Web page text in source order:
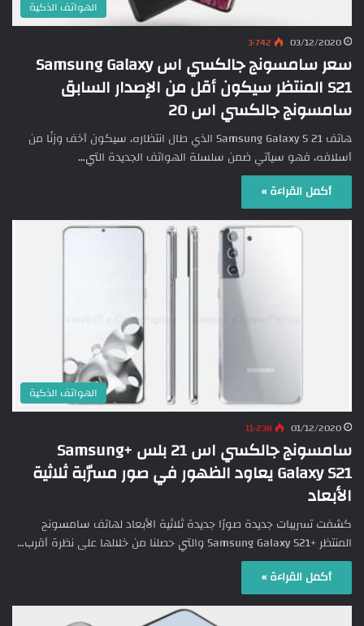
الهواتف الذكية
03/12/2020 3٬742
سعر سامسونج جالكسي اس Samsung Galaxy
S21 المنتظر سيكون أقل من الإصدار السابق
سامسونج جالكسي اس 20
هاتف Samsung Galaxy S 21 الذي طال انتظاره، سيكون أخف وزنًا من
أسلافه، فهو سيأتي ضمن سلسلة الهواتف الجديدة التي…
أكمل القراءة »
الهواتف الذكية
01/12/2020 11٬238
سامسونج جالكسي اس 21 بلس +Samsung
Galaxy S21 يعاود الظهور في صور مسرّبة ثلاثية
الأبعاد
كشفت تسريبات جديدة صورًا جديدة ثلاثية الأبعاد لهاتف سامسونج
المنتظر +Samsung Galaxy S21 والتي حصلنا من خلالها على نظرة أقرب…
أكمل القراءة »